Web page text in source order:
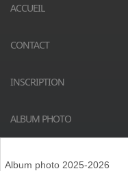
ACCUEIL
CONTACT
INSCRIPTION
ALBUM PHOTO
Album photo 2025-2026